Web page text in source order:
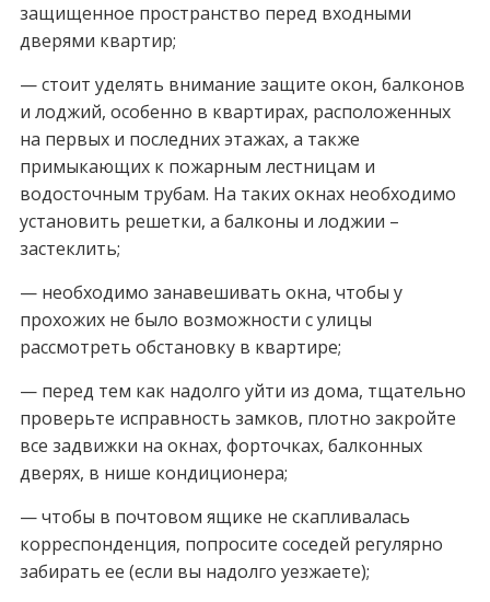
защищенное пространство перед входными
дверями квартир;
— стоит уделять внимание защите окон, балконов
и лоджий, особенно в квартирах, расположенных
на первых и последних этажах, а также
примыкающих к пожарным лестницам и
водосточным трубам. На таких окнах необходимо
установить решетки, а балконы и лоджии –
застеклить;
— необходимо занавешивать окна, чтобы у
прохожих не было возможности с улицы
рассмотреть обстановку в квартире;
— перед тем как надолго уйти из дома, тщательно
проверьте исправность замков, плотно закройте
все задвижки на окнах, форточках, балконных
дверях, в нише кондиционера;
— чтобы в почтовом ящике не скапливалась
корреспонденция, попросите соседей регулярно
забирать ее (если вы надолго уезжаете);